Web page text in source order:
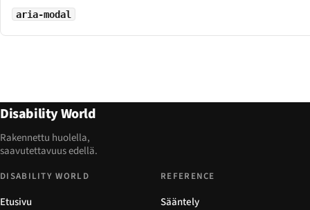
aria-modal
Disability World
Rakennettu huolella,
saavutettavuus edellä.
DISABILITY WORLD
Etusivu
REFERENCE
Sääntely